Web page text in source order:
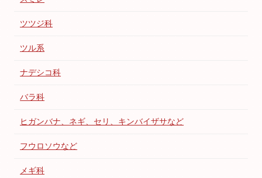
ツツジ科
ツル系
ナデシコ科
バラ科
ヒガンバナ、ネギ、セリ、キンバイザサなど
フウロソウなど
メギ科